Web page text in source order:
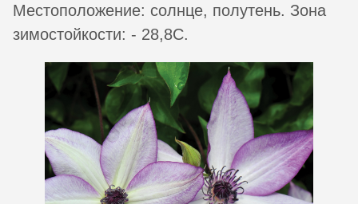
Местоположение: солнце, полутень. Зона
зимостойкости: - 28,8C.